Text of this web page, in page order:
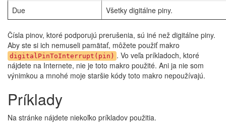
Due
Všetky digitálne piny.
Čísla pinov, ktoré podporujú prerušenia, sú iné než digitálne piny.
Aby ste si ich nemuseli pamätať, môžete použiť makro
digitalPinToInterrupt(pin) . Vo veľa príkladoch, ktoré
nájdete na Internete, nie je toto makro použité. Ani ja nie som
výnimkou a mnohé moje staršie kódy toto makro nepoužívajú.
Príklady
Na stránke nájdete niekoľko príkladov použitia.